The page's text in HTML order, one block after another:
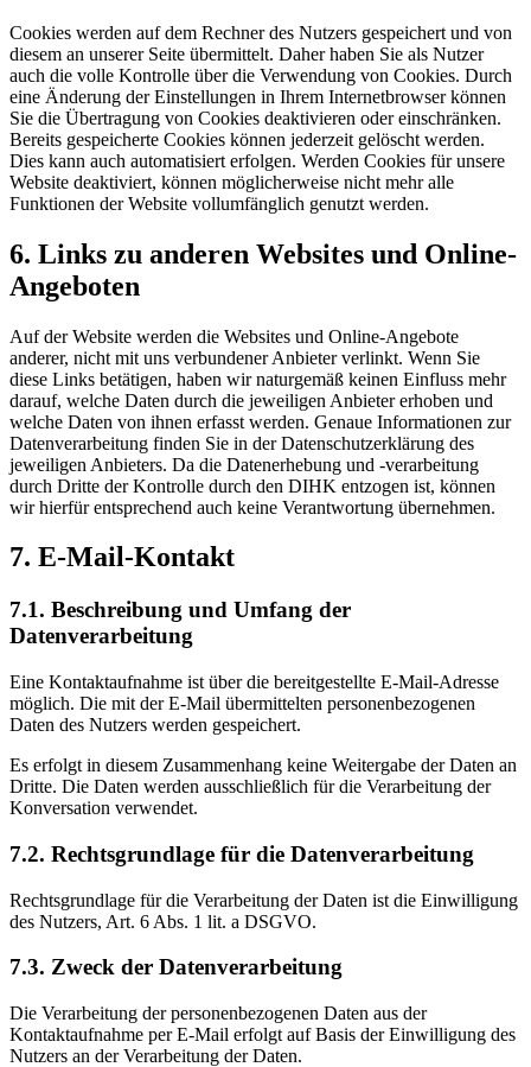
Cookies werden auf dem Rechner des Nutzers gespeichert und von
diesem an unserer Seite übermittelt. Daher haben Sie als Nutzer
auch die volle Kontrolle über die Verwendung von Cookies. Durch
eine Änderung der Einstellungen in Ihrem Internetbrowser können
Sie die Übertragung von Cookies deaktivieren oder einschränken.
Bereits gespeicherte Cookies können jederzeit gelöscht werden.
Dies kann auch automatisiert erfolgen. Werden Cookies für unsere
Website deaktiviert, können möglicherweise nicht mehr alle
Funktionen der Website vollumfänglich genutzt werden.
6. Links zu anderen Websites und Online-
Angeboten
Auf der Website werden die Websites und Online-Angebote
anderer, nicht mit uns verbundener Anbieter verlinkt. Wenn Sie
diese Links betätigen, haben wir naturgemäß keinen Einfluss mehr
darauf, welche Daten durch die jeweiligen Anbieter erhoben und
welche Daten von ihnen erfasst werden. Genaue Informationen zur
Datenverarbeitung finden Sie in der Datenschutzerklärung des
jeweiligen Anbieters. Da die Datenerhebung und -verarbeitung
durch Dritte der Kontrolle durch den DIHK entzogen ist, können
wir hierfür entsprechend auch keine Verantwortung übernehmen.
7. E-Mail-Kontakt
7.1. Beschreibung und Umfang der
Datenverarbeitung
Eine Kontaktaufnahme ist über die bereitgestellte E-Mail-Adresse
möglich. Die mit der E-Mail übermittelten personenbezogenen
Daten des Nutzers werden gespeichert.
Es erfolgt in diesem Zusammenhang keine Weitergabe der Daten an
Dritte. Die Daten werden ausschließlich für die Verarbeitung der
Konversation verwendet.
7.2. Rechtsgrundlage für die Datenverarbeitung
Rechtsgrundlage für die Verarbeitung der Daten ist die Einwilligung
des Nutzers, Art. 6 Abs. 1 lit. a DSGVO.
7.3. Zweck der Datenverarbeitung
Die Verarbeitung der personenbezogenen Daten aus der
Kontaktaufnahme per E-Mail erfolgt auf Basis der Einwilligung des
Nutzers an der Verarbeitung der Daten.